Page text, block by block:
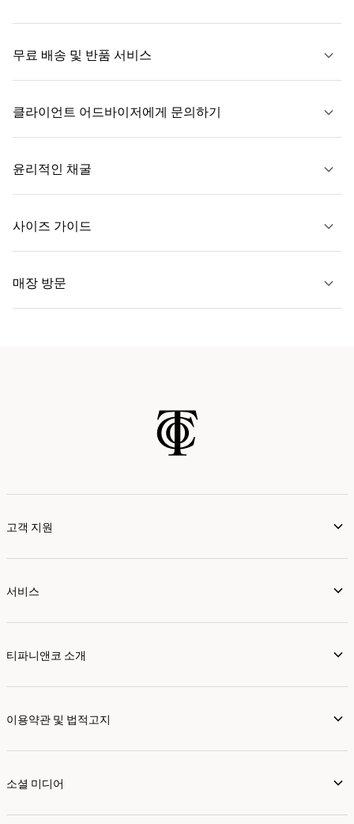
무료 배송 및 반품 서비스
자세히 보기
클라이언트 어드바이저에게 문의하기
윤리적인 채굴
사이즈 가이드
자세히 보기
매장 방문
고객 지원
서비스
티파니앤코 소개
이용약관 및 법적고지
소셜 미디어